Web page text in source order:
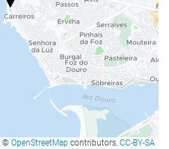
© OpenStreetMap contributors, CC-BY-SA